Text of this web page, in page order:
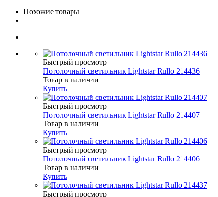
Похожие товары
Быстрый просмотр
Потолочный светильник Lightstar Rullo 214436
Товар в наличии
Купить
Быстрый просмотр
Потолочный светильник Lightstar Rullo 214407
Товар в наличии
Купить
Быстрый просмотр
Потолочный светильник Lightstar Rullo 214406
Товар в наличии
Купить
Быстрый просмотр